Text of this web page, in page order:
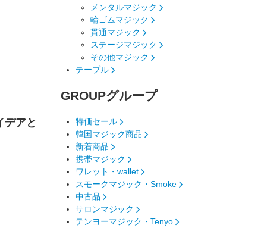
デアと
メンタルマジック
輪ゴムマジック
貫通マジック
ステージマジック
その他マジック
テーブル
GROUPグループ
特価セール
韓国マジック商品
新着商品
携帯マジック
ワレット・wallet
スモークマジック・Smoke
中古品
サロンマジック
テンヨーマジック・Tenyo